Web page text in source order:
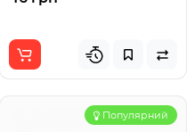
Популярний